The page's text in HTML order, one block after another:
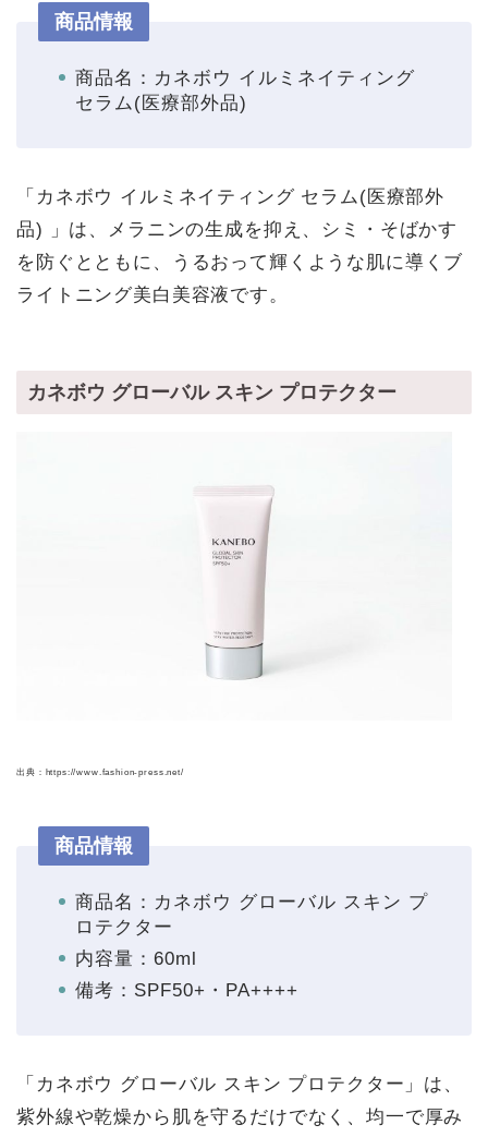
商品情報
商品名：カネボウ イルミネイティング
セラム(医療部外品)
「カネボウ イルミネイティング セラム(医療部外
品) 」は、メラニンの生成を抑え、シミ・そばかす
を防ぐとともに、うるおって輝くような肌に導くブ
ライトニング美白美容液です。
カネボウ グローバル スキン プロテクター
出典：https://www.fashion-press.net/
商品情報
商品名：カネボウ グローバル スキン プ
ロテクター
内容量：60ml
備考：SPF50+・PA++++
「カネボウ グローバル スキン プロテクター」は、
紫外線や乾燥から肌を守るだけでなく、均一で厚み